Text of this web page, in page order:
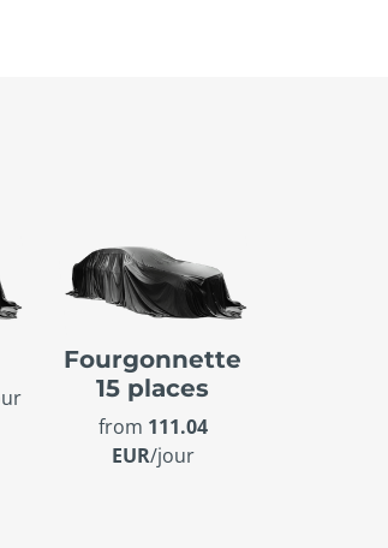
Fourgonnette
15 places
from 111.04
EUR/jour